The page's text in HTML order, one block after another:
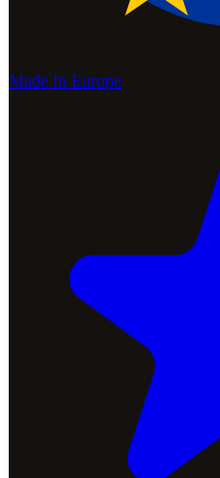
Made In Europe